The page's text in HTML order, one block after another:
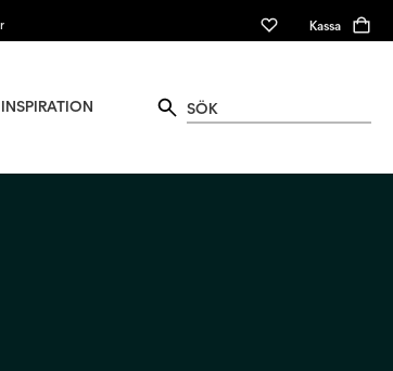
Kassa
INSPIRATION